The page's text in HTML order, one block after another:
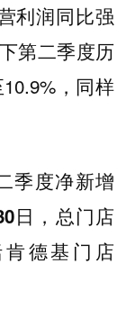
利润同比强
第二季度历
，同样
季度净新增
日，总门店
肯德基门店